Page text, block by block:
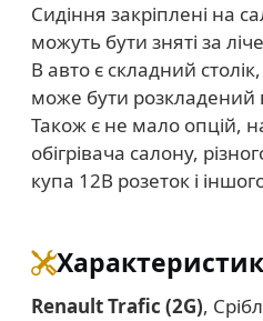
Cидіння закріплені на
можуть бути зняті за
В авто є складний
може бути розкладений
Також є не мало опцій,
обігрівача салону,
купа 12В розеток і
Renault Trafic (2G),